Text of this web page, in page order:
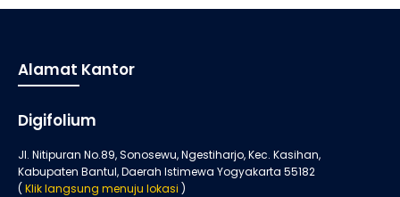
Alamat Kantor
Digifolium
Jl. Nitipuran No.89, Sonosewu, Ngestiharjo, Kec. Kasihan,
Kabupaten Bantul, Daerah Istimewa Yogyakarta 55182
( Klik langsung menuju lokasi )